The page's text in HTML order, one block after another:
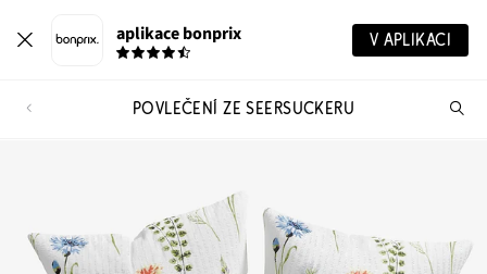
aplikace bonprix V APLIKACI
POVLEČENÍ ZE SEERSUCKERU